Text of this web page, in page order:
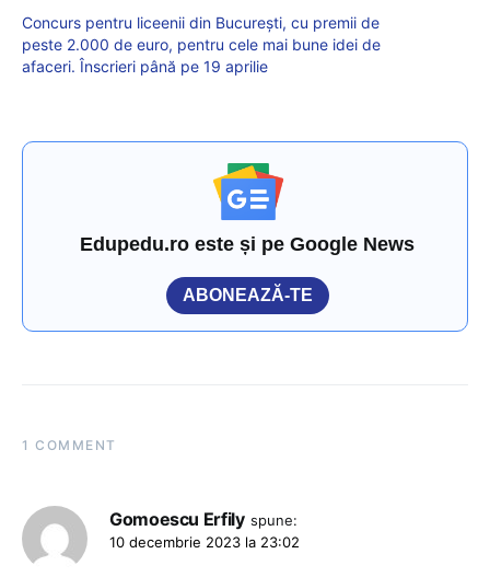
Concurs pentru liceenii din București, cu premii de
peste 2.000 de euro, pentru cele mai bune idei de
afaceri. Înscrieri până pe 19 aprilie
Edupedu.ro este și pe Google News
ABONEAZĂ-TE
1 COMMENT
Gomoescu Erfily spune:
10 decembrie 2023 la 23:02